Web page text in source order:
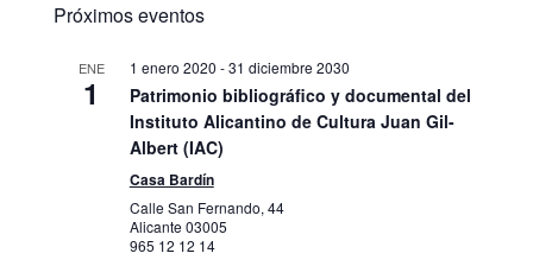
Próximos eventos
ENE
1
1 enero 2020 -31 diciembre 2030
Patrimonio bibliográfico y documental del
Instituto Alicantino de Cultura Juan Gil-
Albert (IAC)
Casa Bardín
Calle San Fernando, 44
Alicante 03005
965 12 12 14